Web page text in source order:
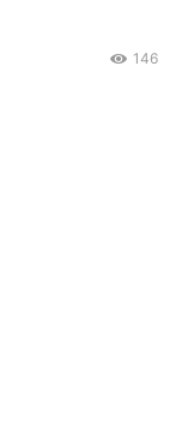
146